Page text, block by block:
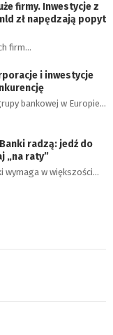
firmy. Inwestycje z
zł napędzają popyt
firm…
i inwestycje
bankowej w Europie…
radzą: jedź do
„na raty”
wymaga w większości…